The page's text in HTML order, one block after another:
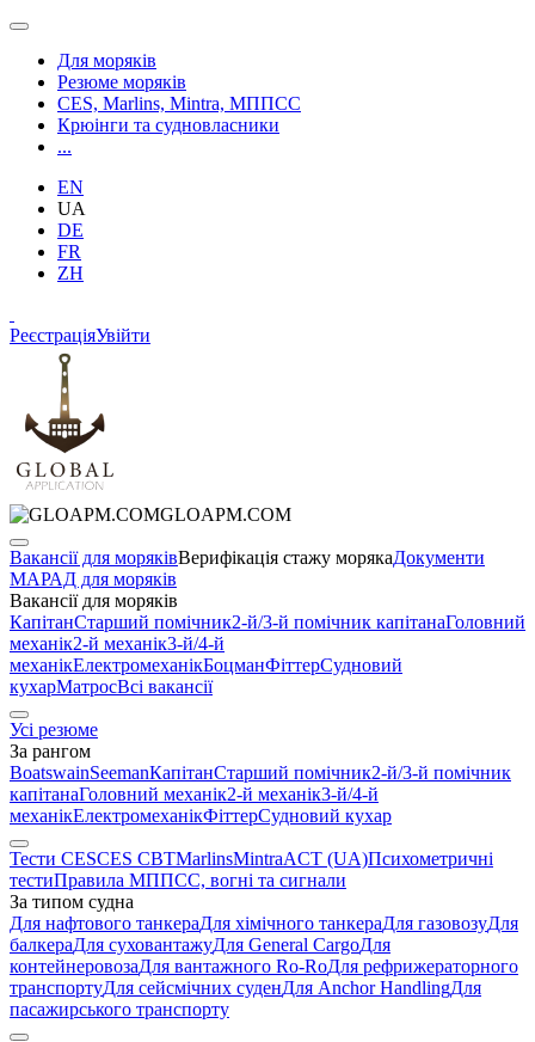
Для моряків
Резюме моряків
CES, Marlins, Mintra, МППСС
Крюінги та судновласники
...
EN
UA
DE
FR
ZH
РеєстраціяУвійти
GLOAPM.COM
Вакансії для моряківВерифікація стажу морякаДокументи
МАРАД для моряків
Вакансії для моряків
КапітанСтарший помічник2-й/3-й помічник капітанаГоловний
механік2-й механік3-й/4-й
механікЕлектромеханікБоцманФіттерСудновий
кухарМатросВсі вакансії
Усі резюме
За рангом
BoatswainSeemanКапітанСтарший помічник2-й/3-й помічник
капітанаГоловний механік2-й механік3-й/4-й
механікЕлектромеханікФіттерСудновий кухар
Тести CESCES CBTMarlinsMintraACT (UA)Психометричні
тестиПравила МППСС, вогні та сигнали
За типом судна
Для нафтового танкераДля хімічного танкераДля газовозуДля
балкераДля суховантажуДля General CargoДля
контейнеровозаДля вантажного Ro-RoДля рефрижераторного
транспортуДля сейсмічних суденДля Anchor HandlingДля
пасажирського транспорту